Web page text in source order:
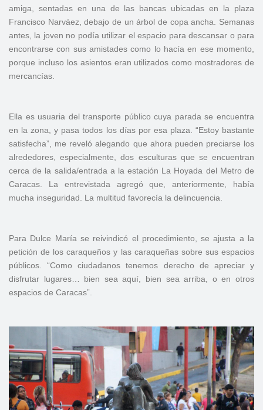
amiga, sentadas en una de las bancas ubicadas en la plaza
Francisco Narváez, debajo de un árbol de copa ancha. Semanas
antes, la joven no podía utilizar el espacio para descansar o para
encontrarse con sus amistades como lo hacía en ese momento,
porque incluso los asientos eran utilizados como mostradores de
mercancías.
Ella es usuaria del transporte público cuya parada se encuentra
en la zona, y pasa todos los días por esa plaza. “Estoy bastante
satisfecha”, me reveló alegando que ahora pueden preciarse los
alrededores, especialmente, dos esculturas que se encuentran
cerca de la salida/entrada a la estación La Hoyada del Metro de
Caracas. La entrevistada agregó que, anteriormente, había
mucha inseguridad. La multitud favorecía la delincuencia.
Para Dulce María se reivindicó el procedimiento, se ajusta a la
petición de los caraqueños y las caraqueñas sobre sus espacios
públicos. “Como ciudadanos tenemos derecho de apreciar y
disfrutar lugares… bien sea aquí, bien sea arriba, o en otros
espacios de Caracas”.